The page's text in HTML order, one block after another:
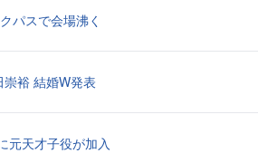
パスで会場沸く
裕 結婚W発表
元天才子役が加入